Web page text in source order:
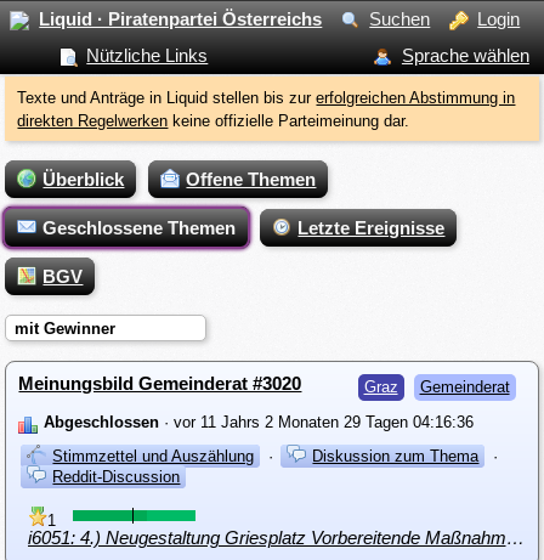
Liquid · Piratenpartei Österreichs Suchen
Login
Nützliche Links
Sprache wählen
Texte und Anträge in Liquid stellen bis zurerfolgreichen Abstimmung in
direkten Regelwerken keine offizielle Parteimeinung dar.
Überblick Offene Themen
Geschlossene Themen Letzte Ereignisse
BGV
mit Gewinner
Graz Gemeinderat
Meinungsbild Gemeinderat #3020
Abgeschlossen · vor 11 Jahrs 2 Monaten 29 Tagen 04:16:36
Stimmzettel und Auszählung
· Diskussion zum Thema
·
Reddit-Discussion
1
i6051: 4.) Neugestaltung Griesplatz Vorbereitende Maßnahmen zur Neugestaltung Griesplatz: Beteiligungskonzept und Durchführung Architekturwettbewerb;